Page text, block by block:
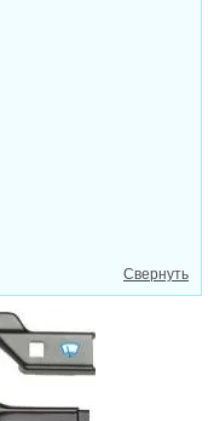
Свернуть